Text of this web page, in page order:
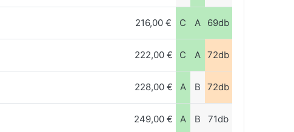
216,00 € C A 69db
222,00 € C A 72db
228,00 € A B 72db
249,00 € A B 71db